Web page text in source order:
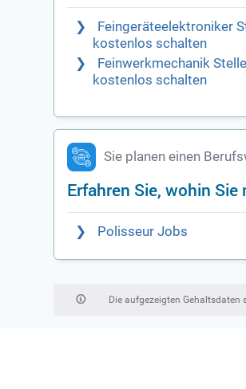
Feingeräteelektroniker
kostenlos schalten
Feinwerkmechanik
kostenlos schalten
Sie planen einen
Erfahren Sie, wohin
Polisseur Jobs
Die aufgezeigten